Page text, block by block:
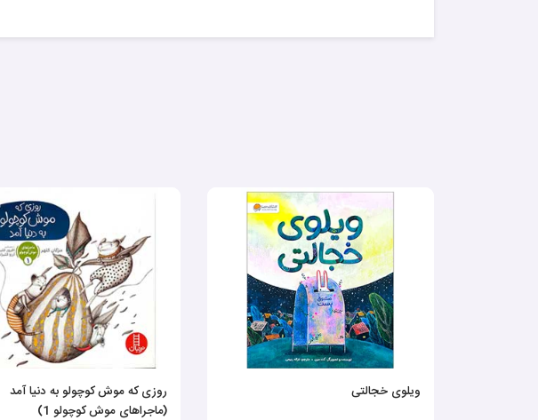
ویلوی خجالتی
روزی که موش کوچولو به دنیا آمد
(ماجراهای موش کوچولو 1)